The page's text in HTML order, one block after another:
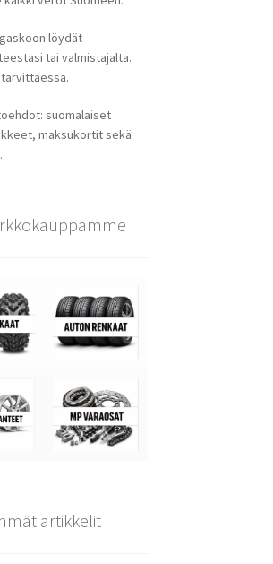
löydät
tai valmistajalta.
tarvittaessa.
suomalaiset
maksukortit sekä
artikkelit